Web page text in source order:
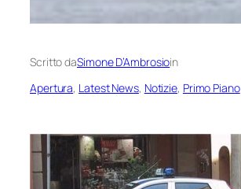
Scritto daSimone D’Ambrosioin
Apertura, Latest News, Notizie, Primo Piano